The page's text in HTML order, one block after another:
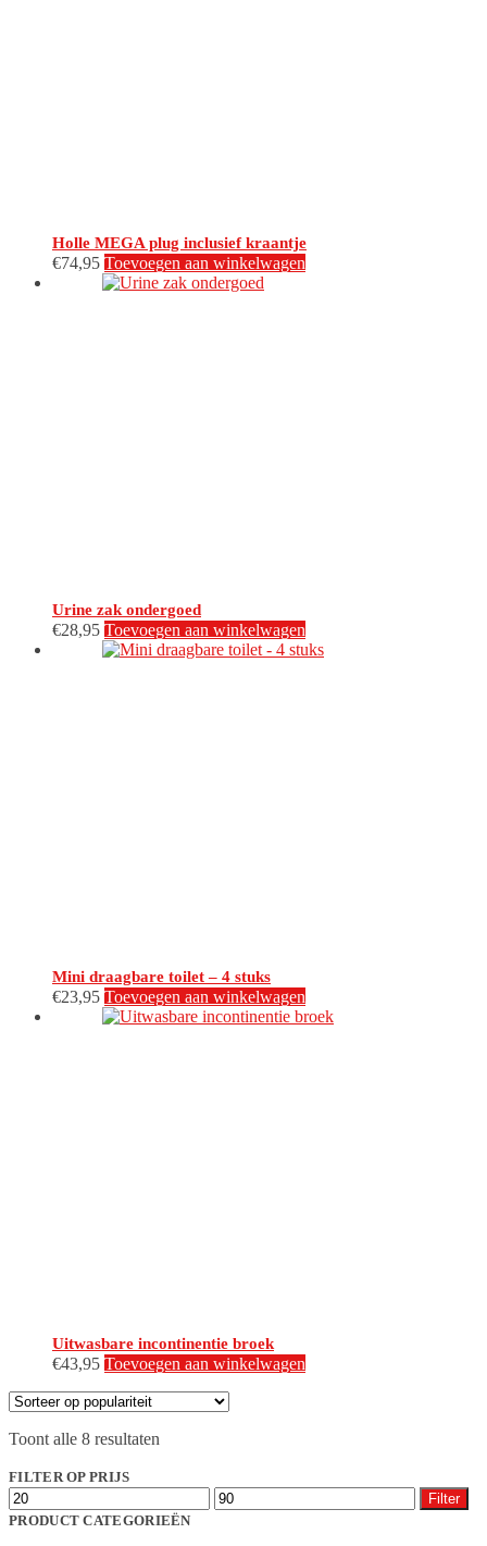
Holle MEGA plug inclusief kraantje
€74,95 Toevoegen aan winkelwagen
Urine zak ondergoed
€28,95 Toevoegen aan winkelwagen
Mini draagbare toilet – 4 stuks
€23,95 Toevoegen aan winkelwagen
Uitwasbare incontinentie broek
€43,95 Toevoegen aan winkelwagen
Toont alle 8 resultaten
FILTER OP PRIJS
Min.
prijs
Max.
prijs
Filter
PRODUCT CATEGORIEËN